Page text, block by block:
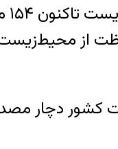
در
شدند و نزدیک به ۴۰۰ محیط‌بان